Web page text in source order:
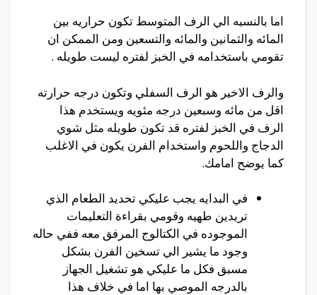
اما بالنسبه الي الرف المتوسط تكون حراريه بين
المائه والثمانين والمائه والتسعين ومن الممكن ان
تقومي باستخدامه في الخبز لفتره ليست طويله .
والرف الاخير هو الرف السفلي وتكون درجه حرارته
اقل من مائه وسبعين درجه مئويه ويستخدم هذا
الرف في الخبز لفتره قد تكون طويله مثل شوي
الدجاج واللحوم واستخدام الفرن يكون في الاغلب
كما يوضح امامك.
في البدايه يجب عليكي تحديد الطعام الذي
تريدين طهيه وقومي بقراءة التعليمات
الموجوده في الكتالوج المرفق معه ففي حاله
وجود ما يشير الي تسخين الفرن بشكل
مسبق فكل ما عليكي هو تشغيل الجهاز
بالدرجه الموصي بها اما في خلاف هذا